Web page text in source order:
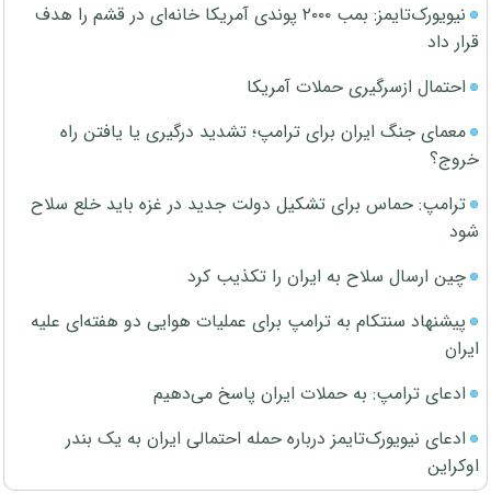
نیویورک‌تایمز: بمب ۲۰۰۰ پوندی آمریکا خانه‌ای در قشم را هدف
قرار داد
احتمال ازسرگیری حملات آمریکا
معمای جنگ ایران برای ترامپ؛ تشدید درگیری یا یافتن راه
خروج؟
ترامپ: حماس برای تشکیل دولت جدید در غزه باید خلع سلاح
شود
چین ارسال سلاح به ایران را تکذیب کرد
پیشنهاد سنتکام به ترامپ برای عملیات هوایی دو هفته‌ای علیه
ایران
ادعای ترامپ: به حملات ایران پاسخ می‌دهیم
ادعای نیویورک‌تایمز درباره حمله احتمالی ایران به یک بندر
اوکراین